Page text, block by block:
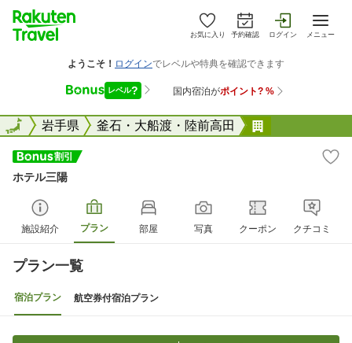
お気に入り 予約確認 ログイン メニュー
全国岩手県 釜石・大船渡・陸前高田
全国
ホテル三陽
施設紹介 プラン 部屋 写真 クーポン クチコミ
プラン一覧
宿泊プラン 航空券付宿泊プラン